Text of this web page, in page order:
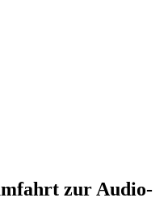
zur Audio-